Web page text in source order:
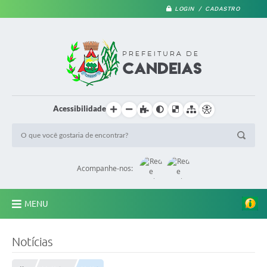
LOGIN / CADASTRO
Acessibilidade
Acompanhe-nos:
MENU
Notícias